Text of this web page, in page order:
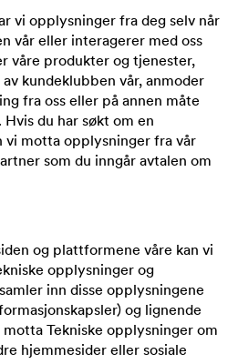
vi opplysninger fra deg selv når
vår eller interagerer med oss
våre produkter og tjenester,
kundeklubben vår, anmoder
fra oss eller på annen måte
du har søkt om en
vi motta opplysninger fra vår
som du inngår avtalen om
og plattformene våre kan vi
opplysninger og
inn disse opplysningene
og lignende
Tekniske opplysninger om
hjemmesider eller sosiale